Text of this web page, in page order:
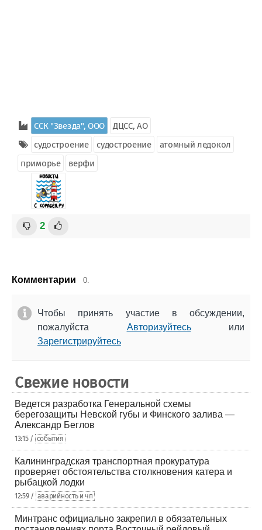
ССК "Звезда", ООО
ДЦСС, АО
судостроение
судостроение
атомный ледокол
приморье
верфи
2
Комментарии 0.
Чтобы принять участие в обсуждении,
пожалуйста Авторизуйтесьили
Зарегистрируйтесь
Свежие новости
Ведется разработка Генеральной схемы
берегозащиты Невской губы и Финского залива —
Александр Беглов
13:15 / события
Калининградская транспортная прокуратура
проверяет обстоятельства столкновения катера и
рыбацкой лодки
12:59 / аварийность и чп
Минтранс официально закрепил в обязательных